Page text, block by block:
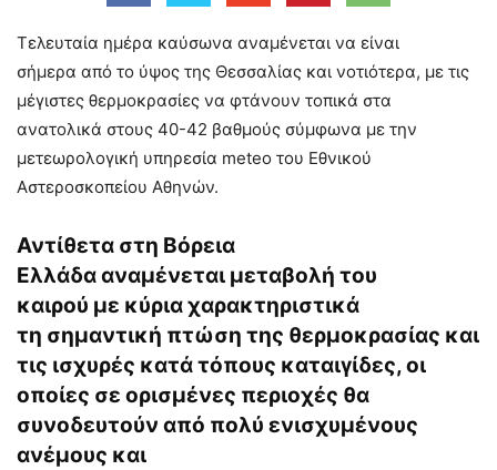
Τελευταία ημέρα καύσωνα αναμένεται να είναι
σήμερα από το ύψος της Θεσσαλίας και νοτιότερα, με τις
μέγιστες θερμοκρασίες να φτάνουν τοπικά στα
ανατολικά στους 40-42 βαθμούς σύμφωνα με την
μετεωρολογική υπηρεσία meteo του Εθνικού
Αστεροσκοπείου Αθηνών.
Αντίθετα στη Βόρεια
Ελλάδα αναμένεται μεταβολή του
καιρού με κύρια χαρακτηριστικά
τη σημαντική πτώση της θερμοκρασίας και
τις ισχυρές κατά τόπους καταιγίδες, οι
οποίες σε ορισμένες περιοχές θα
συνοδευτούν από πολύ ενισχυμένους
ανέμους και